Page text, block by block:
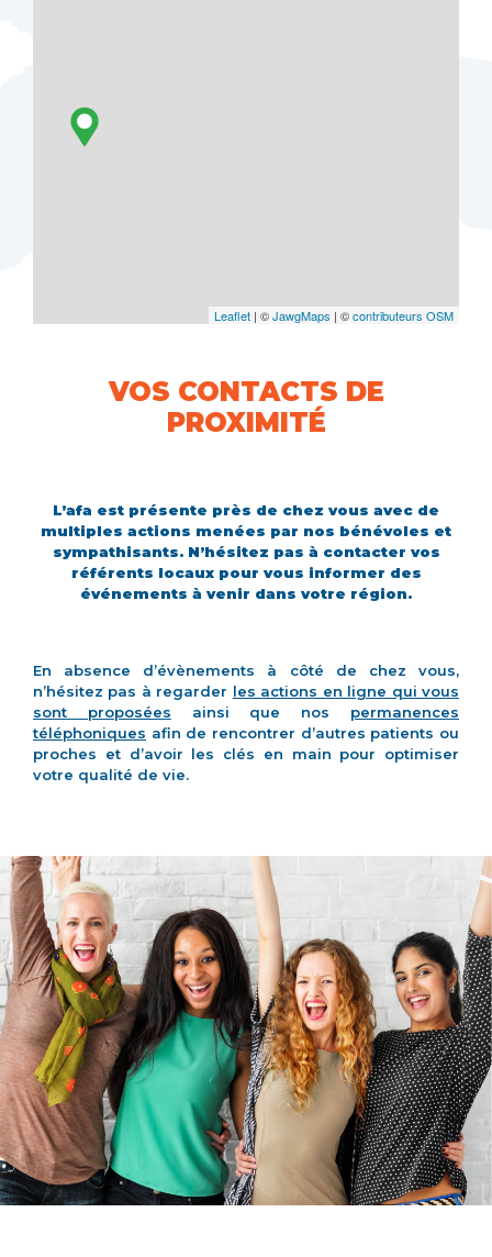
Leaflet | ©JawgMaps | ©contributeurs OSM
VOS CONTACTS DE
PROXIMITÉ
L’afa est présente près de chez vous avec de
multiples actions menées par nos bénévoles et
sympathisants. N’hésitez pas à contacter vos
référents locaux pour vous informer des
événements à venir dans votre région.
En absence d’évènements à côté de chez vous,
n’hésitez pas à regarder les actions en ligne qui vous
sont proposées ainsi que nos permanences
téléphoniques afin de rencontrer d’autres patients ou
proches et d’avoir les clés en main pour optimiser
votre qualité de vie.